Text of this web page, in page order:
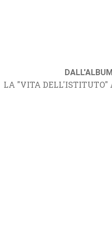
LA "VITA DELL'ISTITUTO"